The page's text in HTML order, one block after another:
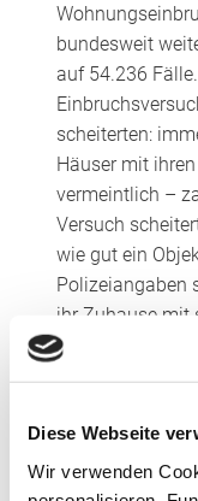
Diese Webseite
Wir verwenden
bundesweit
auf 54.236
scheiterten:
Häuser mit
vermeintlich –
Versuch
wie gut ein
Polizeiangaben
ihr Zuhause mit
elektronischen
Klasse
entsprechenden